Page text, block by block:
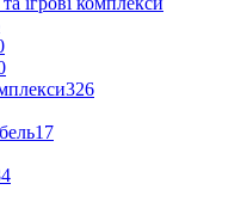
326
17